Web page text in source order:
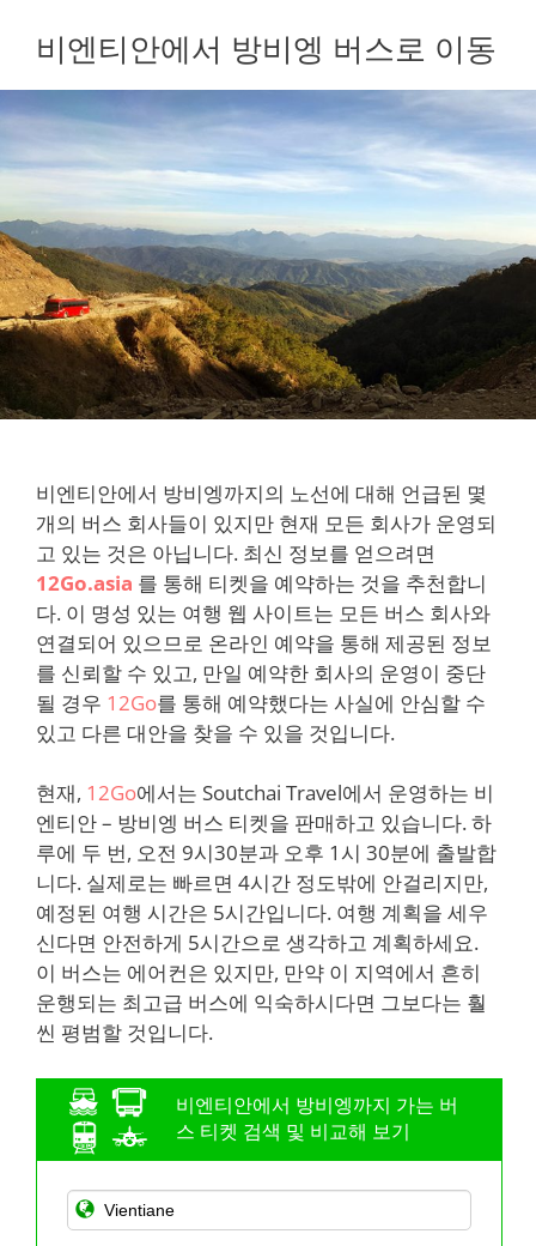
비엔티안에서 방비엥 버스로 이동
비엔티안에서 방비엥까지의 노선에 대해 언급된 몇
개의 버스 회사들이 있지만 현재 모든 회사가 운영되
고 있는 것은 아닙니다. 최신 정보를 얻으려면
12Go.asia 를 통해 티켓을 예약하는 것을 추천합니
다. 이 명성 있는 여행 웹 사이트는 모든 버스 회사와
연결되어 있으므로 온라인 예약을 통해 제공된 정보
를 신뢰할 수 있고, 만일 예약한 회사의 운영이 중단
될 경우 12Go를 통해 예약했다는 사실에 안심할 수
있고 다른 대안을 찾을 수 있을 것입니다.
현재, 12Go에서는 Soutchai Travel에서 운영하는 비
엔티안 – 방비엥 버스 티켓을 판매하고 있습니다. 하
루에 두 번, 오전 9시30분과 오후 1시 30분에 출발합
니다. 실제로는 빠르면 4시간 정도밖에 안걸리지만,
예정된 여행 시간은 5시간입니다. 여행 계획을 세우
신다면 안전하게 5시간으로 생각하고 계획하세요.
이 버스는 에어컨은 있지만, 만약 이 지역에서 흔히
운행되는 최고급 버스에 익숙하시다면 그보다는 훨
씬 평범할 것입니다.
비엔티안에서 방비엥까지 가는 버
스 티켓 검색 및 비교해 보기